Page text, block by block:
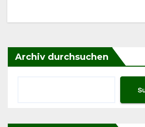
Archiv durchsuchen